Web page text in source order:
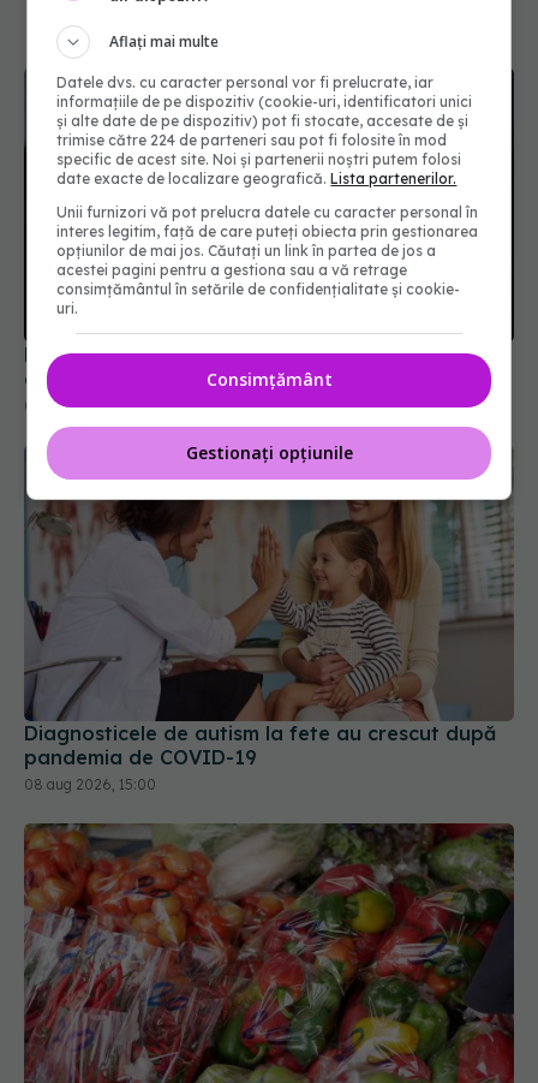
PNRR: 174 de milioane de lei pentru sănătate într-
o singură săptămână. Ce spitale primesc bani
07 aug 2026, 16:41
Diagnosticele de autism la fete au crescut după
pandemia de COVID-19
08 aug 2026, 15:00
Aflați mai multe
Datele dvs. cu caracter personal vor fi prelucrate, iar
informațiile de pe dispozitiv (cookie-uri, identificatori unici
și alte date de pe dispozitiv) pot fi stocate, accesate de și
trimise către 224 de parteneri sau pot fi folosite în mod
specific de acest site. Noi și partenerii noștri putem folosi
date exacte de localizare geografică.Lista partenerilor.
Unii furnizori vă pot prelucra datele cu caracter personal în
interes legitim, față de care puteți obiecta prin gestionarea
opțiunilor de mai jos. Căutați un link în partea de jos a
acestei pagini pentru a gestiona sau a vă retrage
consimțământul în setările de confidențialitate și cookie-
uri.
Consimțământ
Gestionați opțiunile